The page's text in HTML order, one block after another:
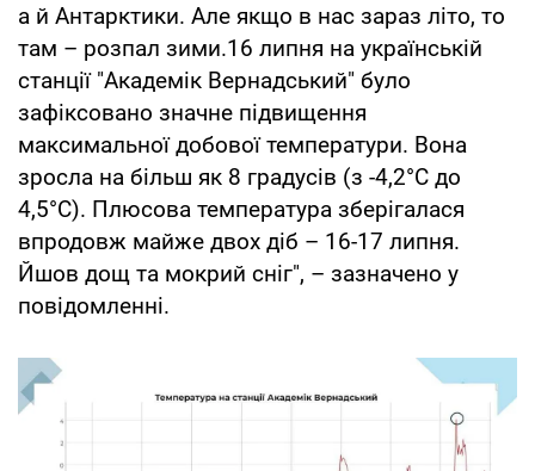
а й Антарктики. Але якщо в нас зараз літо, то
там – розпал зими.16 липня на українській
станції "Академік Вернадський" було
зафіксовано значне підвищення
максимальної добової температури. Вона
зросла на більш як 8 градусів (з -4,2°С до
4,5°С). Плюсова температура зберігалася
впродовж майже двох діб – 16-17 липня.
Йшов дощ та мокрий сніг", – зазначено у
повідомленні.